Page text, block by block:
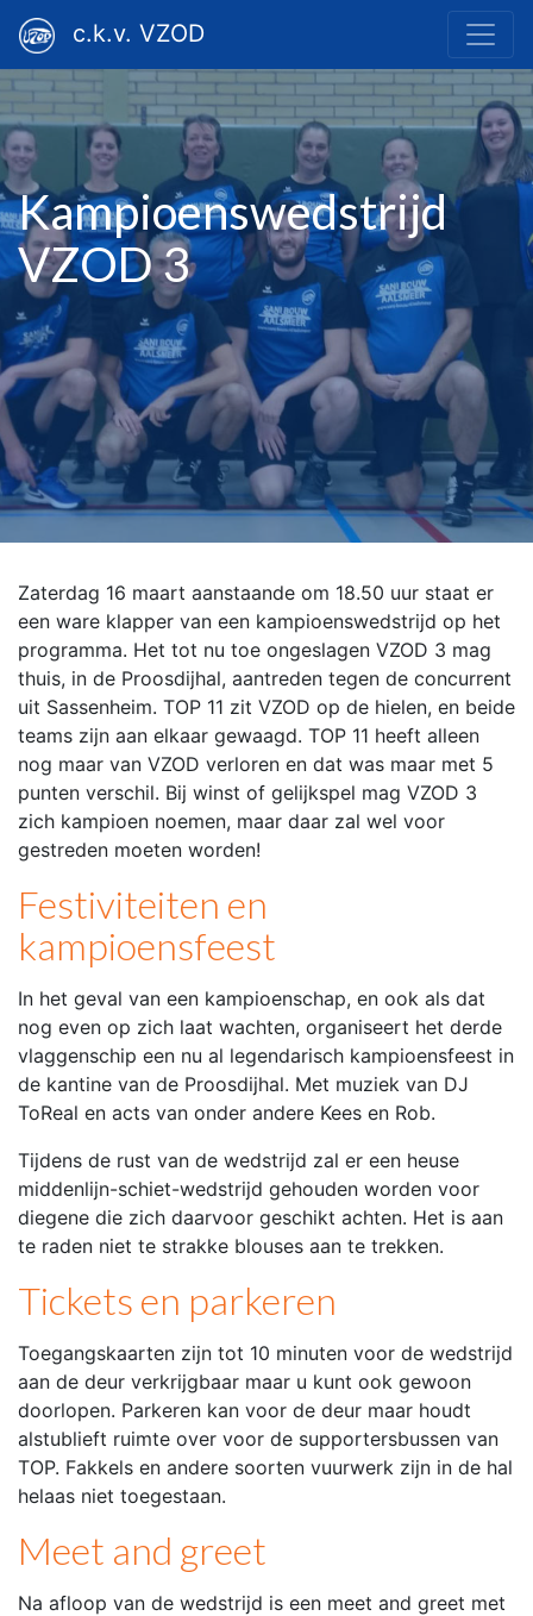
c.k.v. VZOD
Kampioenswedstrijd
VZOD 3
Zaterdag 16 maart aanstaande om 18.50 uur staat er
een ware klapper van een kampioenswedstrijd op het
programma. Het tot nu toe ongeslagen VZOD 3 mag
thuis, in de Proosdijhal, aantreden tegen de concurrent
uit Sassenheim. TOP 11 zit VZOD op de hielen, en beide
teams zijn aan elkaar gewaagd. TOP 11 heeft alleen
nog maar van VZOD verloren en dat was maar met 5
punten verschil. Bij winst of gelijkspel mag VZOD 3
zich kampioen noemen, maar daar zal wel voor
gestreden moeten worden!
Festiviteiten en
kampioensfeest
In het geval van een kampioenschap, en ook als dat
nog even op zich laat wachten, organiseert het derde
vlaggenschip een nu al legendarisch kampioensfeest in
de kantine van de Proosdijhal. Met muziek van DJ
ToReal en acts van onder andere Kees en Rob.
Tijdens de rust van de wedstrijd zal er een heuse
middenlijn-schiet-wedstrijd gehouden worden voor
diegene die zich daarvoor geschikt achten. Het is aan
te raden niet te strakke blouses aan te trekken.
Tickets en parkeren
Toegangskaarten zijn tot 10 minuten voor de wedstrijd
aan de deur verkrijgbaar maar u kunt ook gewoon
doorlopen. Parkeren kan voor de deur maar houdt
alstublieft ruimte over voor de supportersbussen van
TOP. Fakkels en andere soorten vuurwerk zijn in de hal
helaas niet toegestaan.
Meet and greet
Na afloop van de wedstrijd is een meet and greet met